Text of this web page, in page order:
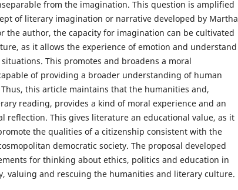
from the imagination. This question is amplified
of literary imagination or narrative developed by Martha
the author, the capacity for imagination can be cultivated
as it allows the experience of emotion and understand
situations. This promotes and broadens a moral
of providing a broader understanding of human
this article maintains that the humanities and,
reading, provides a kind of moral experience and an
reflection. This gives literature an educational value, as it
the qualities of a citizenship consistent with the
democratic society. The proposal developed
for thinking about ethics, politics and education in
valuing and rescuing the humanities and literary culture.